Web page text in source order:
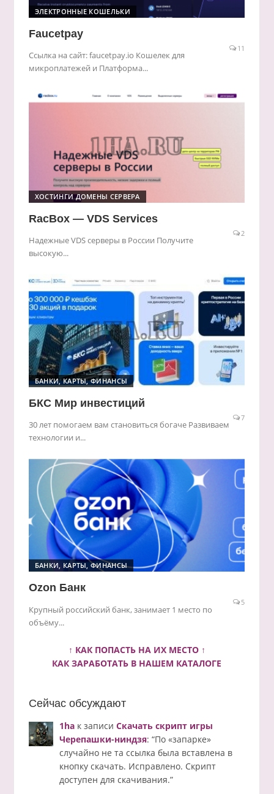
ЭЛЕКТРОННЫЕ КОШЕЛЬКИ
Faucetpay
11
Ссылка на сайт: faucetpay.io Кошелек для
микроплатежей и Платформа...
ХОСТИНГИ ДОМЕНЫ СЕРВЕРА
RacBox — VDS Services
2
Надежные VDS серверы в России Получите
высокую...
БАНКИ, КАРТЫ, ФИНАНСЫ
БКС Мир инвестиций
7
30 лет помогаем вам становиться богаче Развиваем
технологии и...
БАНКИ, КАРТЫ, ФИНАНСЫ
Ozon Банк
5
Крупный российский банк, занимает 1 место по
объёму...
↑ КАК ПОПАСТЬ НА ИХ МЕСТО ↑
КАК ЗАРАБОТАТЬ В НАШЕМ КАТАЛОГЕ
Сейчас обсуждают
1haк записи Скачать скрипт игры
Черепашки-ниндзя: “По «запарке»
случайно не та ссылка была вставлена в
кнопку скачать. Исправлено. Скрипт
доступен для скачивания.”